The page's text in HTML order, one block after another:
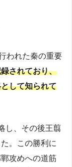
われた秦の重要
されており、
して知られて
し、その後王翦
。この勝利に
攻めへの道筋